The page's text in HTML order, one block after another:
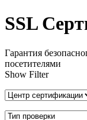
SSL
Гарантия
посетителями
Show Filter